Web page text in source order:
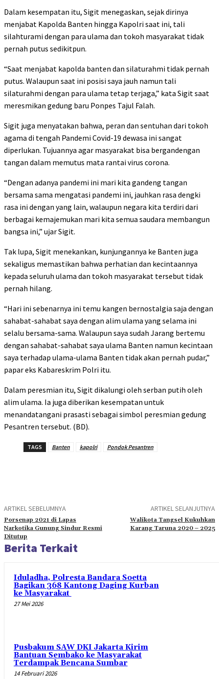
Dalam kesempatan itu, Sigit menegaskan, sejak dirinya
menjabat Kapolda Banten hingga Kapolri saat ini, tali
silahturami dengan para ulama dan tokoh masyarakat tidak
pernah putus sedikitpun.
“Saat menjabat kapolda banten dan silaturahmi tidak pernah
putus. Walaupun saat ini posisi saya jauh namun tali
silaturahmi dengan para ulama tetap terjaga,” kata Sigit saat
meresmikan gedung baru Ponpes Tajul Falah.
Sigit juga menyatakan bahwa, peran dan sentuhan dari tokoh
agama di tengah Pandemi Covid-19 dewasa ini sangat
diperlukan. Tujuannya agar masyarakat bisa bergandengan
tangan dalam memutus mata rantai virus corona.
“Dengan adanya pandemi ini mari kita gandeng tangan
bersama sama mengatasi pandemi ini, jauhkan rasa dengki
rasa ini dengan yang lain, walaupun negara kita terdiri dari
berbagai kemajemukan mari kita semua saudara membangun
bangsa ini,” ujar Sigit.
Tak lupa, Sigit menekankan, kunjungannya ke Banten juga
sekaligus memastikan bahwa perhatian dan kecintaannya
kepada seluruh ulama dan tokoh masyarakat tersebut tidak
pernah hilang.
“Hari ini sebenarnya ini temu kangen bernostalgia saja dengan
sahabat-sahabat saya dengan alim ulama yang selama ini
selalu bersama-sama. Walaupun saya sudah Jarang bertemu
dengan sahabat-sahabat saya ulama Banten namun kecintaan
saya terhadap ulama-ulama Banten tidak akan pernah pudar,”
papar eks Kabareskrim Polri itu.
Dalam peresmian itu, Sigit dikalungi oleh serban putih oleh
alim ulama. Ia juga diberikan kesempatan untuk
menandatangani prasasti sebagai simbol peresmian gedung
Pesantren tersebut. (BD).
TAGS Banten kapolri Pondok Pesantren
ARTIKEL SEBELUMNYA
Porsenap 2021 di Lapas
Narkotika Gunung Sindur Resmi
Ditutup
ARTIKEL SELANJUTNYA
Walikota Tangsel Kukuhkan
Karang Taruna 2020 – 2025
Berita Terkait
Iduladha, Polresta Bandara Soetta
Bagikan 368 Kantong Daging Kurban
ke Masyarakat
27 Mei 2026
Pusbakum SAW DKI Jakarta Kirim
Bantuan Sembako ke Masyarakat
Terdampak Bencana Sumbar
14 Februari 2026